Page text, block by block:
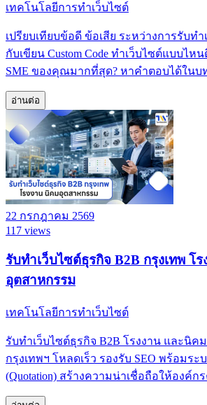
เทคโนโลยีการทำเว็บไซต์
เปรียบเทียบข้อดี ข้อเสีย ระหว่างการรับทำเ
กับเขียน Custom Code ทำเว็บไซต์แบบไ
SME ของคุณมากที่สุด? หาคำตอบได้ใน
อ่านต่อ
22 กรกฎาคม 2569
117 views
รับทำเว็บไซต์ธุรกิจ B2B กรุงเทพ โ
อุตสาหกรรม
เทคโนโลยีการทำเว็บไซต์
รับทำเว็บไซต์ธุรกิจ B2B โรงงาน และนิ
กรุงเทพฯ โหลดเร็ว รองรับ SEO พร้อมระ
(Quotation) สร้างความน่าเชื่อถือให้องค์ก